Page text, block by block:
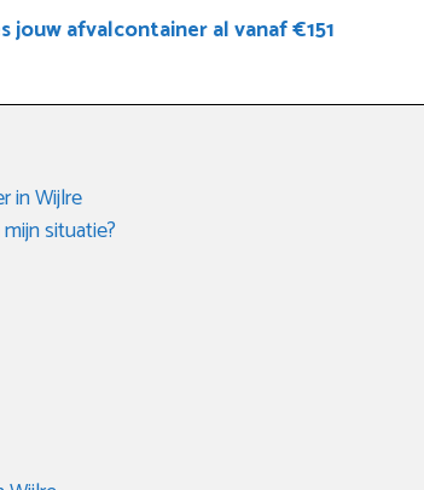
jouw afvalcontainer al vanaf €151
in Wijlre
situatie?